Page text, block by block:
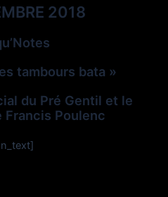
2018
tambours bata »
du Pré Gentil et le
Poulenc